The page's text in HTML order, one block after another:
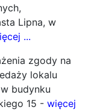
Lipna, w
...
zgody na
lokalu
budynku
15 - więcej